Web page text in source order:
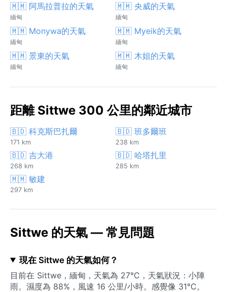
🇲🇲 阿馬拉普拉的天氣
緬甸
🇲🇲 央威的天氣
緬甸
🇲🇲 Monywa的天氣
緬甸
🇲🇲 Myeik的天氣
緬甸
🇲🇲 景東的天氣
緬甸
🇲🇲 木姐的天氣
緬甸
距離 Sittwe 300 公里的鄰近城市
🇧🇩 科克斯巴扎爾
171 km
🇧🇩 班多爾班
238 km
🇧🇩 吉大港
268 km
🇧🇩 哈塔扎里
285 km
🇲🇲 敏建
297 km
Sittwe 的天氣 — 常見問題
現在 Sittwe 的天氣如何？
目前在 Sittwe，緬甸，天氣為 27°C，天氣狀況：小陣
雨。濕度為 88%，風速 16 公里/小時。感覺像 31°C。